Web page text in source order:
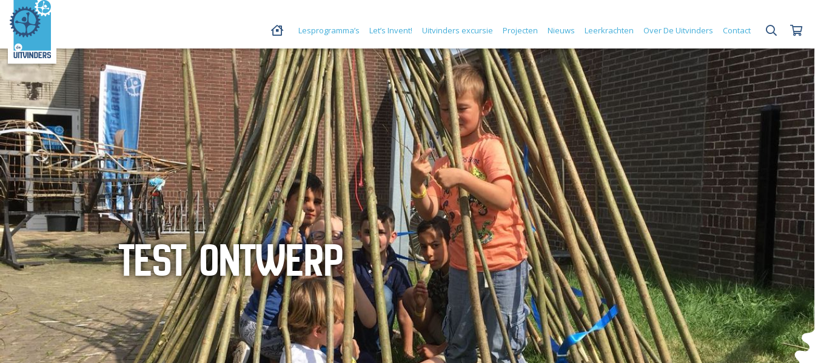
Lesprogramma’s Let’s Invent! Uitvinders excursie Projecten Nieuws Leerkrachten Over De Uitvinders Contact
TEST ONTWERP